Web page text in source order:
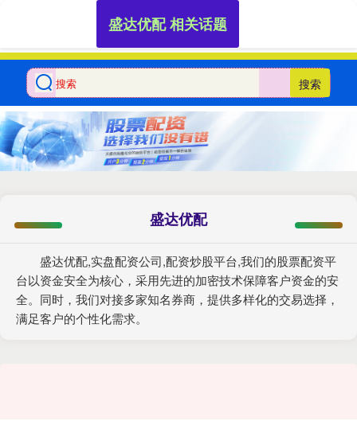
搜索
盛达优配
盛达优配,实盘配资公司,配资炒股平台,我们的股票配资平
台以资金安全为核心，采用先进的加密技术保障客户资金的安
全。同时，我们对接多家知名券商，提供多样化的交易选择，
满足客户的个性化需求。
盛达优配 相关话题